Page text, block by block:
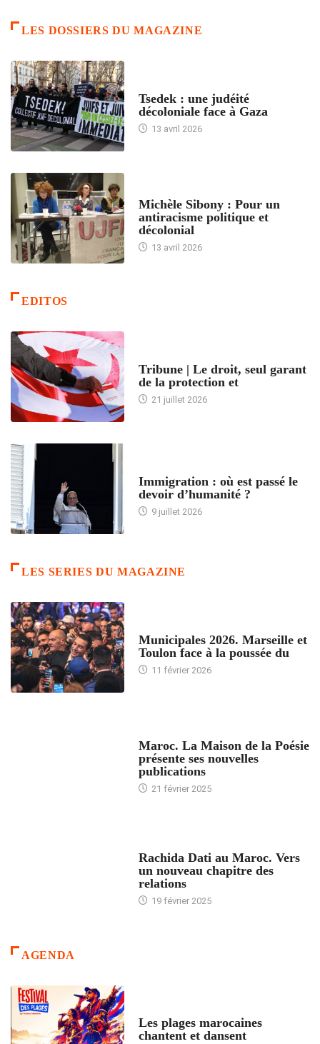
LES DOSSIERS DU MAGAZINE
Tsedek : une judéité
décoloniale face à Gaza
13 avril 2026
Michèle Sibony : Pour un
antiracisme politique et
décolonial
13 avril 2026
EDITOS
Tribune | Le droit, seul garant
de la protection et
21 juillet 2026
Immigration : où est passé le
devoir d’humanité ?
9 juillet 2026
LES SERIES DU MAGAZINE
Municipales 2026. Marseille et
Toulon face à la poussée du
11 février 2026
Maroc. La Maison de la Poésie
présente ses nouvelles
publications
21 février 2025
Rachida Dati au Maroc. Vers
un nouveau chapitre des
relations
19 février 2025
AGENDA
Les plages marocaines
chantent et dansent